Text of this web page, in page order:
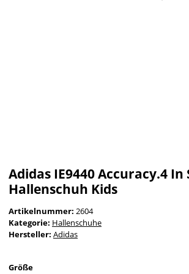
Adidas IE9440 Accuracy.4 In
Hallenschuh Kids
Artikelnummer: 2604
Kategorie: Hallenschuhe
Hersteller: Adidas
Größe